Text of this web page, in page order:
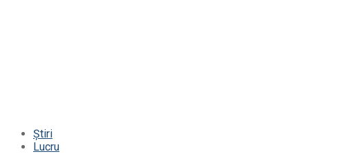
Știri
Lucru